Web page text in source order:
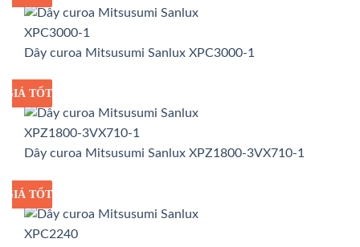
Dây curoa Mitsusumi Sanlux XPC3000-1
GIÁ SỈ
GIÁ TỐT
Dây curoa Mitsusumi Sanlux XPZ1800-3VX710-1
GIÁ SỈ
GIÁ TỐT